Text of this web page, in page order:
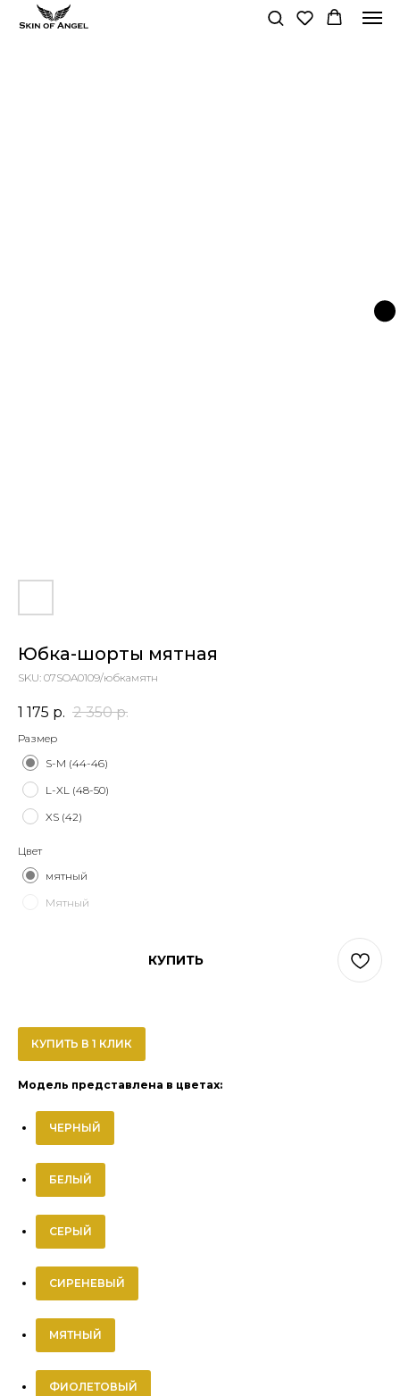
Юбка-шорты мятная
SKU: 07SOA0109/юбкамятн
1 175 р. 2 350 р.
Размер
S-M (44-46)
L-XL (48-50)
XS (42)
Цвет
мятный
Мятный
КУПИТЬ
КУПИТЬ В 1 КЛИК
Модель представлена в цветах:
ЧЕРНЫЙ
БЕЛЫЙ
СЕРЫЙ
СИРЕНЕВЫЙ
МЯТНЫЙ
ФИОЛЕТОВЫЙ